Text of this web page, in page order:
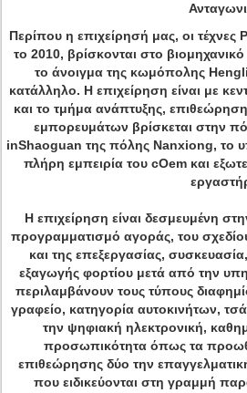
Περίπου η επιχείρησή μας, οι
το 2010, βρίσκονται στο
το άνοιγμα της κωμόπολης
κατάλληλο. Η επιχείρηση είναι με
και το τμήμα ανάπτυξης,
εμπορευμάτων βρίσκεται στην
inShaoguan της πόλης Nanxiong,
πλήρη εμπειρία του cOem και
Η επιχείρηση είναι δεσμευμένη
προγραμματισμό αγοράς, του
και της επεξεργασίας,
εξαγωγής φορτίου μετά από την
περιλαμβάνουν τους τύπους
γραφείο, κατηγορία αυτοκινήτων,
την ψηφιακή ηλεκτρονική,
προσωπικότητα όπως τα
επιθεώρησης δύο την
που ειδικεύονται στη γραμμή